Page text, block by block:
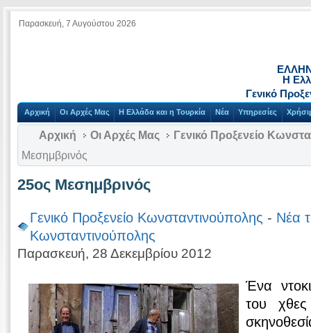
Παρασκευή, 7 Αυγούστου 2026
Η
Γενικό
Αρχική Οι Αρχές Μας Η Ελλάδα και η Τουρκία Νέα Υπηρεσίες
Αρχική Οι Αρχές Μας
Γενικό Προξενείο
Μεσημβρινός
25ος Μεσημβρινός
Γενικό Προξενείο Κωνσταντινούπολης - Νέα
Κωνσταντινούπολης
Παρασκευή, 28 Δεκεμβρίου 2012
Ένα
του